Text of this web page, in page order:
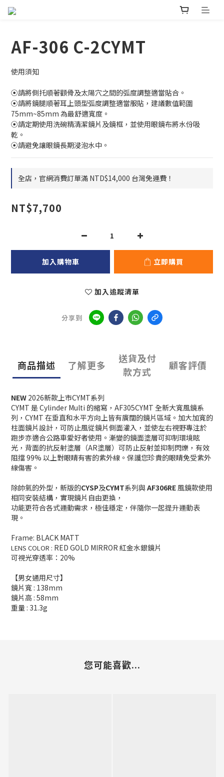
AF-306 C-2CYMT
使用須知
⦿請將側托順著顴骨及太陽穴之間的弧度調整適當貼合。
⦿請將鏡腿順著耳上頭型弧度調整適當服貼，建議數值範圍
75mm~85mm 為最舒適寬度。
⦿請定期使用洗碗精清潔鏡片及鏡框，並使用眼鏡布將水份吸
乾。
⦿請避免讓眼鏡長期浸泡水中。
全店，官網消費訂單滿 NTD$14,000 台灣免運費！
NT$7,700
加入購物車 立即購買
加入追蹤清單
分享到
商品描述 了解更多
送貨及付
款方式
顧客評價
NEW 2026新款上市CYMT系列
CYMT 是 Cylinder Multi 的縮寫，AF305CYMT 全新大寬風鏡系
列，CYMT 在垂直和水平方向上皆有廣闊的鏡片區域。加大加寬的
柱面鏡片設計，可防止風從鏡片側面灌入，並使左右視野專注於
跑步亦適合公路車愛好者使用。漸變的鏡面塗層可抑制環境眩
光，背面的抗反射塗層（AR塗層）可防止反射並抑制閃爍，有效
阻擋 99% 以上對眼睛有害的紫外線。保護您珍貴的眼睛免受紫外
線傷害。
除帥氣的外型，新版的CYSP及CYMT系列與AF306RE風鏡款使用
相同安裝結構，實現鏡片自由更換，
功能更符合各式運動需求，極佳穩定，伴隨你一起提升運動表
現。
Frame: BLACK MATT
LENS COLOR : RED GOLD MIRROR​ 紅金水銀鏡片
可視光穿透率：20%
【男女通用尺寸】
鏡片寬 : 138mm
鏡片高 : 58mm
重量 : 31.3g
您可能喜歡...